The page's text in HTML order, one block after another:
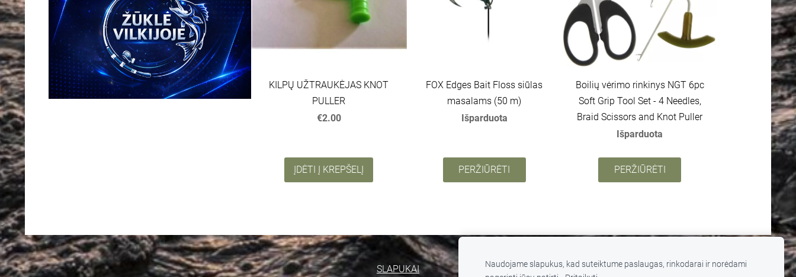
KILPŲ UŽTRAUKĖJAS KNOT
PULLER
€2.00
ĮDĖTI Į KREPŠELĮ
FOX Edges Bait Floss siūlas
masalams (50 m)
Išparduota
PERŽIŪRĖTI
Boilių vėrimo rinkinys NGT 6pc
Soft Grip Tool Set - 4 Needles,
Braid Scissors and Knot Puller
Išparduota
PERŽIŪRĖTI
SLAPUKAI
Naudojame slapukus, kad suteiktume paslaugas, rinkodarai ir norėdami